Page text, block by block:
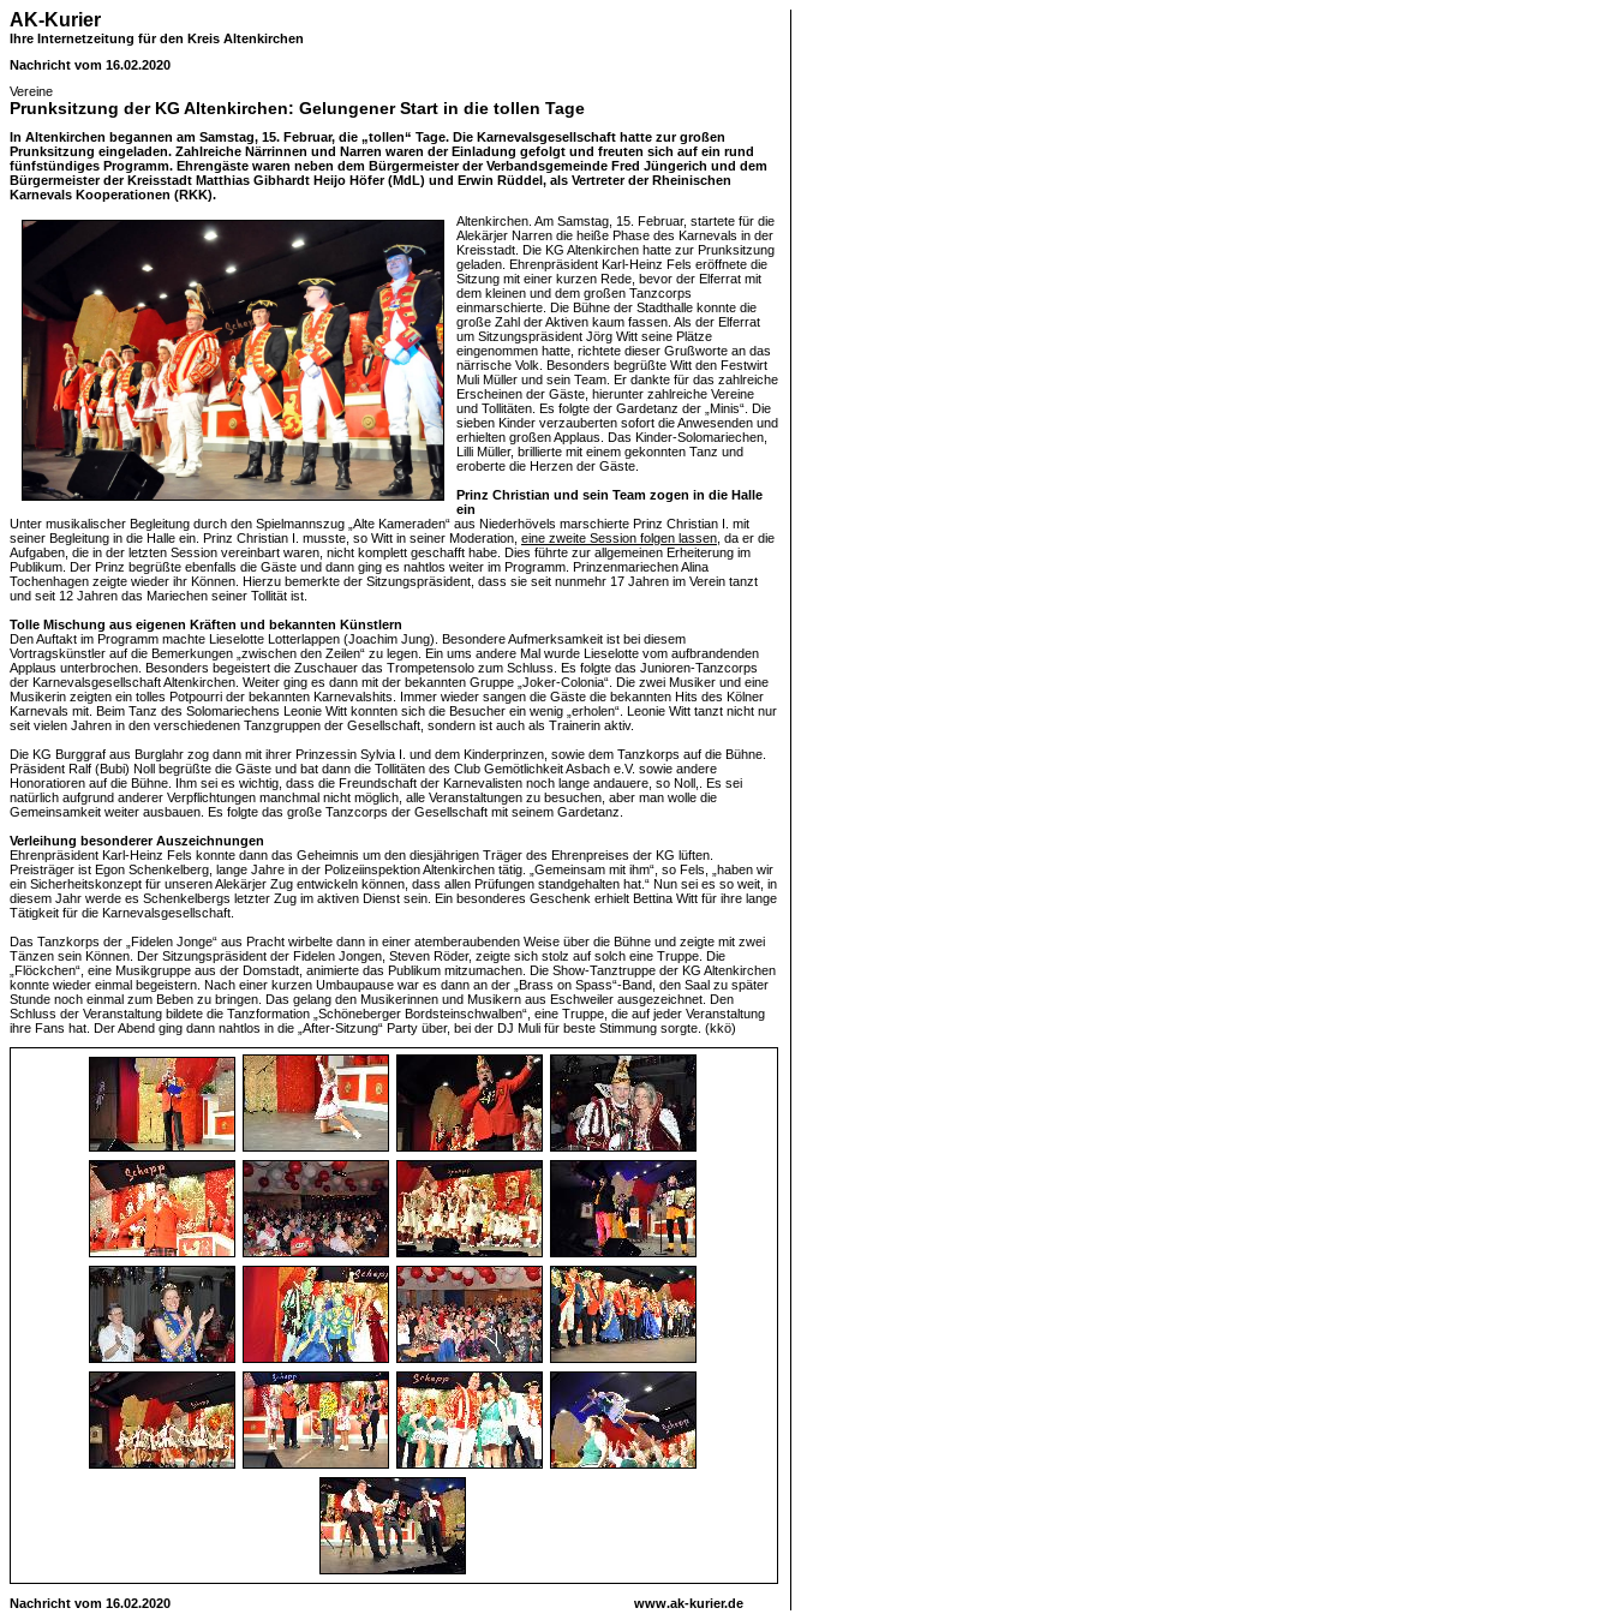
AK-Kurier
Ihre Internetzeitung für den Kreis Altenkirchen
Nachricht vom 16.02.2020
Vereine
Prunksitzung der KG Altenkirchen: Gelungener Start in die tollen Tage
In Altenkirchen begannen am Samstag, 15. Februar, die „tollen“ Tage. Die Karnevalsgesellschaft hatte zur großen
Prunksitzung eingeladen. Zahlreiche Närrinnen und Narren waren der Einladung gefolgt und freuten sich auf ein rund
fünfstündiges Programm. Ehrengäste waren neben dem Bürgermeister der Verbandsgemeinde Fred Jüngerich und dem
Bürgermeister der Kreisstadt Matthias Gibhardt Heijo Höfer (MdL) und Erwin Rüddel, als Vertreter der Rheinischen
Karnevals Kooperationen (RKK).
Altenkirchen. Am Samstag, 15. Februar, startete für die
Alekärjer Narren die heiße Phase des Karnevals in der
Kreisstadt. Die KG Altenkirchen hatte zur Prunksitzung
geladen. Ehrenpräsident Karl-Heinz Fels eröffnete die
Sitzung mit einer kurzen Rede, bevor der Elferrat mit
dem kleinen und dem großen Tanzcorps
einmarschierte. Die Bühne der Stadthalle konnte die
große Zahl der Aktiven kaum fassen. Als der Elferrat
um Sitzungspräsident Jörg Witt seine Plätze
eingenommen hatte, richtete dieser Grußworte an das
närrische Volk. Besonders begrüßte Witt den Festwirt
Muli Müller und sein Team. Er dankte für das zahlreiche
Erscheinen der Gäste, hierunter zahlreiche Vereine
und Tollitäten. Es folgte der Gardetanz der „Minis“. Die
sieben Kinder verzauberten sofort die Anwesenden und
erhielten großen Applaus. Das Kinder-Solomariechen,
Lilli Müller, brillierte mit einem gekonnten Tanz und
eroberte die Herzen der Gäste.
Prinz Christian und sein Team zogen in die Halle
ein
Unter musikalischer Begleitung durch den Spielmannszug „Alte Kameraden“ aus Niederhövels marschierte Prinz Christian I. mit
seiner Begleitung in die Halle ein. Prinz Christian I. musste, so Witt in seiner Moderation, eine zweite Session folgen lassen , da er die
Aufgaben, die in der letzten Session vereinbart waren, nicht komplett geschafft habe. Dies führte zur allgemeinen Erheiterung im
Publikum. Der Prinz begrüßte ebenfalls die Gäste und dann ging es nahtlos weiter im Programm. Prinzenmariechen Alina
Tochenhagen zeigte wieder ihr Können. Hierzu bemerkte der Sitzungspräsident, dass sie seit nunmehr 17 Jahren im Verein tanzt
und seit 12 Jahren das Mariechen seiner Tollität ist.
Tolle Mischung aus eigenen Kräften und bekannten Künstlern
Den Auftakt im Programm machte Lieselotte Lotterlappen (Joachim Jung). Besondere Aufmerksamkeit ist bei diesem
Vortragskünstler auf die Bemerkungen „zwischen den Zeilen“ zu legen. Ein ums andere Mal wurde Lieselotte vom aufbrandenden
Applaus unterbrochen. Besonders begeistert die Zuschauer das Trompetensolo zum Schluss. Es folgte das Junioren-Tanzcorps
der Karnevalsgesellschaft Altenkirchen. Weiter ging es dann mit der bekannten Gruppe „Joker-Colonia“. Die zwei Musiker und eine
Musikerin zeigten ein tolles Potpourri der bekannten Karnevalshits. Immer wieder sangen die Gäste die bekannten Hits des Kölner
Karnevals mit. Beim Tanz des Solomariechens Leonie Witt konnten sich die Besucher ein wenig „erholen“. Leonie Witt tanzt nicht nur
seit vielen Jahren in den verschiedenen Tanzgruppen der Gesellschaft, sondern ist auch als Trainerin aktiv.
Die KG Burggraf aus Burglahr zog dann mit ihrer Prinzessin Sylvia I. und dem Kinderprinzen, sowie dem Tanzkorps auf die Bühne.
Präsident Ralf (Bubi) Noll begrüßte die Gäste und bat dann die Tollitäten des Club Gemötlichkeit Asbach e.V. sowie andere
Honoratioren auf die Bühne. Ihm sei es wichtig, dass die Freundschaft der Karnevalisten noch lange andauere, so Noll,. Es sei
natürlich aufgrund anderer Verpflichtungen manchmal nicht möglich, alle Veranstaltungen zu besuchen, aber man wolle die
Gemeinsamkeit weiter ausbauen. Es folgte das große Tanzcorps der Gesellschaft mit seinem Gardetanz.
Verleihung besonderer Auszeichnungen
Ehrenpräsident Karl-Heinz Fels konnte dann das Geheimnis um den diesjährigen Träger des Ehrenpreises der KG lüften.
Preisträger ist Egon Schenkelberg, lange Jahre in der Polizeiinspektion Altenkirchen tätig. „Gemeinsam mit ihm“, so Fels, „haben wir
ein Sicherheitskonzept für unseren Alekärjer Zug entwickeln können, dass allen Prüfungen standgehalten hat.“ Nun sei es so weit, in
diesem Jahr werde es Schenkelbergs letzter Zug im aktiven Dienst sein. Ein besonderes Geschenk erhielt Bettina Witt für ihre lange
Tätigkeit für die Karnevalsgesellschaft.
Das Tanzkorps der „Fidelen Jonge“ aus Pracht wirbelte dann in einer atemberaubenden Weise über die Bühne und zeigte mit zwei
Tänzen sein Können. Der Sitzungspräsident der Fidelen Jongen, Steven Röder, zeigte sich stolz auf solch eine Truppe. Die
„Flöckchen“, eine Musikgruppe aus der Domstadt, animierte das Publikum mitzumachen. Die Show-Tanztruppe der KG Altenkirchen
konnte wieder einmal begeistern. Nach einer kurzen Umbaupause war es dann an der „Brass on Spass“-Band, den Saal zu später
Stunde noch einmal zum Beben zu bringen. Das gelang den Musikerinnen und Musikern aus Eschweiler ausgezeichnet. Den
Schluss der Veranstaltung bildete die Tanzformation „Schöneberger Bordsteinschwalben“, eine Truppe, die auf jeder Veranstaltung
ihre Fans hat. Der Abend ging dann nahtlos in die „After-Sitzung“ Party über, bei der DJ Muli für beste Stimmung sorgte. (kkö)
Nachricht vom 16.02.2020 www.ak-kurier.de